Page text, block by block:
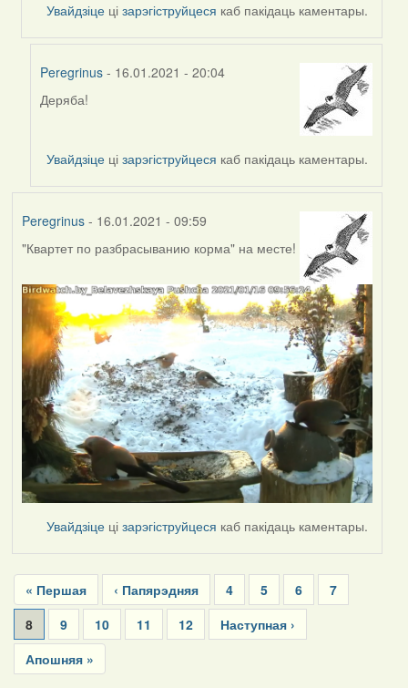
Lighty
Увайдзіце цізарэгіструйцеся каб пакідаць каментары.
Peregrinus - 16.01.2021 - 20:04
In
by
Harrier
Деряба!
Увайдзіце цізарэгіструйцеся каб пакідаць каментары.
Peregrinus- 16.01.2021 - 09:59
"Квартет по разбрасыванию корма" на месте!
Увайдзіце цізарэгіструйцеся каб пакідаць каментары.
Pagination
First
page
« Першая
Previous
page
‹ Папярэдняя Page
4 Page
5 Page
6 Page
7
Current
page
8 Page
9 Page
10 Page
11 Page
12
Next
page
Наступная ›
Last
page
Апошняя »